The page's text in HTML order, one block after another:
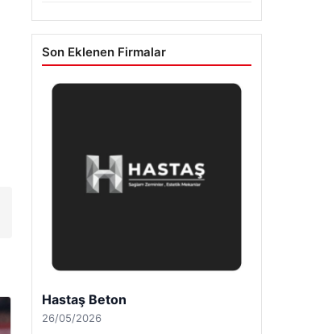
Son Eklenen Firmalar
Prenses Night Club
29/04/2026